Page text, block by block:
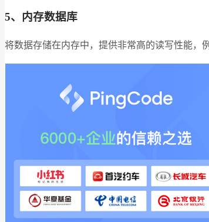
5、内存数据库
将数据存储在内存中，提供非常高的读写性能，